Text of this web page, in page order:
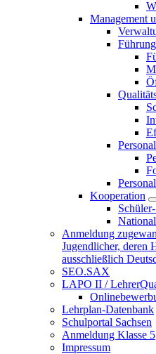
Management
Führung
Kooperation
Anmeldung
Jugendlicher, deren
ausschließlich
SEO.SAX
LAPO II /
Lehrplan-Datenbank
Schulportal Sachsen
Anmeldung Klasse 5
Impressum